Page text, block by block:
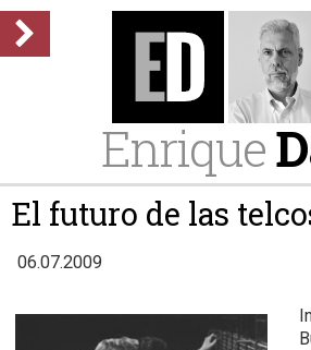
Enrique
El futuro de las
06.07.2009